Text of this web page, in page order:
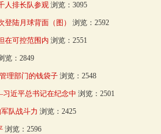
人排长队参观 浏览：3095
陆月球背面（图） 浏览：2592
在可控范围内 浏览：2551
览：2849
理部门的钱袋子 浏览：2548
近平总书记在纪念中 浏览：2501
队战斗力 浏览：2425
浏览：2596